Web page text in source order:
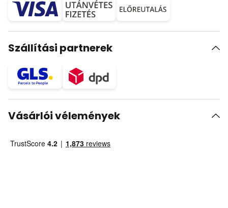
Szállítási partnerek
Vásárlói vélemények